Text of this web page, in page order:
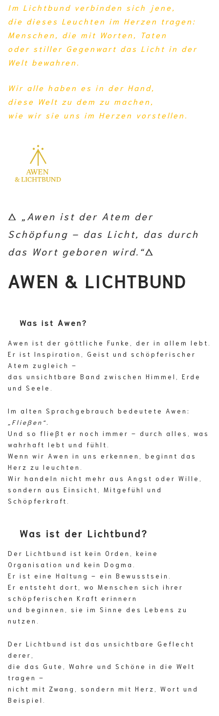
Im Lichtbund verbinden sich jene,
die dieses Leuchten im Herzen tragen:
Menschen, die mit Worten, Taten
oder stiller Gegenwart das Licht in der
Welt bewahren.
Wir alle haben es in der Hand,
diese Welt zu dem zu machen,
wie wir sie uns im Herzen vorstellen.
🜂
„Awen ist der Atem der
Schöpfung – das Licht, das durch
das Wort geboren wird.“🜂
AWEN & LICHTBUND
Was ist Awen?
Awen ist der göttliche Funke, der in allem lebt.
Er ist Inspiration, Geist und schöpferischer
Atem zugleich –
das unsichtbare Band zwischen Himmel, Erde
und Seele.
Im alten Sprachgebrauch bedeutete Awen:
„Fließen“.
Und so fließt er noch immer – durch alles, was
wahrhaft lebt und fühlt.
Wenn wir Awen in uns erkennen, beginnt das
Herz zu leuchten.
Wir handeln nicht mehr aus Angst oder Wille,
sondern aus Einsicht, Mitgefühl und
Schöpferkraft.
Was ist der Lichtbund?
Der Lichtbund ist kein Orden, keine
Organisation und kein Dogma.
Er ist eine Haltung – ein Bewusstsein.
Er entsteht dort, wo Menschen sich ihrer
schöpferischen Kraft erinnern
und beginnen, sie im Sinne des Lebens zu
nutzen.
Der Lichtbund ist das unsichtbare Geflecht
derer,
die das Gute, Wahre und Schöne in die Welt
tragen –
nicht mit Zwang, sondern mit Herz, Wort und
Beispiel.